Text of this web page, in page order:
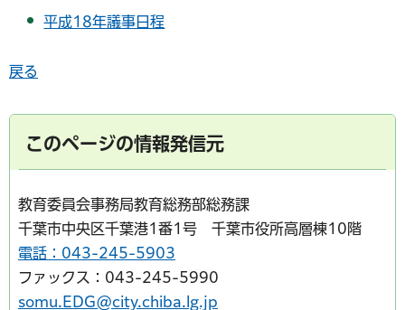
平成18年議事日程
戻る
このページの情報発信元
教育委員会事務局教育総務部総務課
千葉市中央区千葉港1番1号 千葉市役所高層棟10階
電話：043-245-5903
ファックス：043-245-5990
somu.EDG@city.chiba.lg.jp